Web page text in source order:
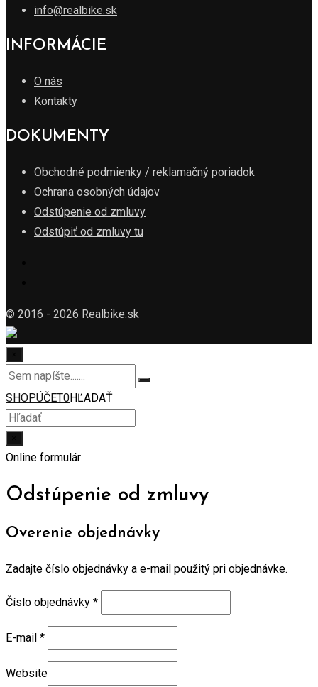
info@realbike.sk
INFORMÁCIE
O nás
Kontakty
DOKUMENTY
Obchodné podmienky / reklamačný poriadok
Ochrana osobných údajov
Odstúpenie od zmluvy
Odstúpiť od zmluvy tu
© 2016 - 2026 Realbike.sk
SHOPÚČET0HĽADAŤ
Online formulár
Odstúpenie od zmluvy
Overenie objednávky
Zadajte číslo objednávky a e-mail použitý pri objednávke.
Číslo objednávky *
E-mail *
Website